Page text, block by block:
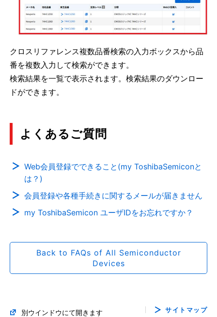
クロスリファレンス複数品番検索の入力ボックスから品
番を複数入力して検索ができます。
検索結果を一覧で表示されます。検索結果のダウンロー
ドができます。
よくあるご質問
Web会員登録でできること(my ToshibaSemiconと
は？)
会員登録や各種手続きに関するメールが届きません
my ToshibaSemicon ユーザIDをお忘れですか？
Back to FAQs of All Semiconductor
Devices
別ウインドウにて開きます サイトマップ